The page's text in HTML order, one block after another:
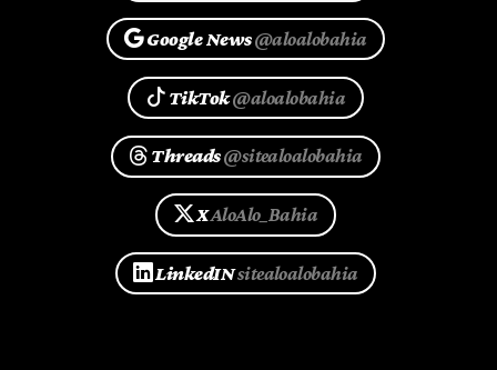
Google News@aloalobahia
TikTok@aloalobahia
Threads@sitealoalobahia
XAloAlo_Bahia
LinkedINsitealoalobahia